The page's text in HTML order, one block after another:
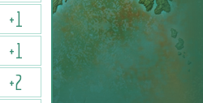
+1
+1
+2